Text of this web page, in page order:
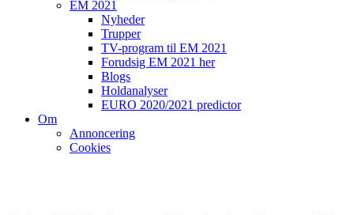
EM 2021
Nyheder
Trupper
TV-program til EM 2021
Forudsig EM 2021 her
Blogs
Holdanalyser
EURO 2020/2021 predictor
Om
Annoncering
Cookies